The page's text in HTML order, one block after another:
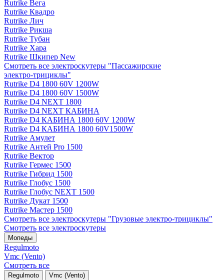
Rutrike Вега
Rutrike Квадро
Rutrike Лич
Rutrike Рикша
Rutrike Тубан
Rutrike Хара
Rutrike Шкипер New
Смотреть все электро­скутеры "Пассажирские
электро‑трициклы"
Rutrike D4 1800 60V 1200W
Rutrike D4 1800 60V 1500W
Rutrike D4 NEXT 1800
Rutrike D4 NEXT КАБИНА
Rutrike D4 КАБИНА 1800 60V 1200W
Rutrike D4 КАБИНА 1800 60V1500W
Rutrike Амулет
Rutrike Антей Pro 1500
Rutrike Вектор
Rutrike Гермес 1500
Rutrike Гибрид 1500
Rutrike Глобус 1500
Rutrike Глобус NEXT 1500
Rutrike Дукат 1500
Rutrike Мастер 1500
Смотреть все электро­скутеры "Грузовые электро‑трициклы"
Смотреть все электро­скутеры
Мопеды
Regulmoto
Vmc (Vento)
Смотреть все
Regulmoto Vmc (Vento)